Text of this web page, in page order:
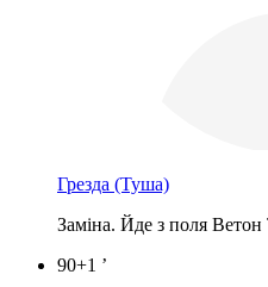
Грезда (Туша)
Заміна. Йде з поля
90+1 ’